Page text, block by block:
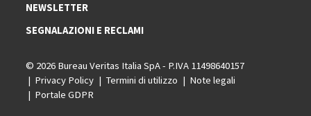
NEWSLETTER
SEGNALAZIONI E RECLAMI
© 2026 Bureau Veritas Italia SpA - P.IVA 11498640157
Privacy Policy
Termini di utilizzo
Note legali
Portale GDPR